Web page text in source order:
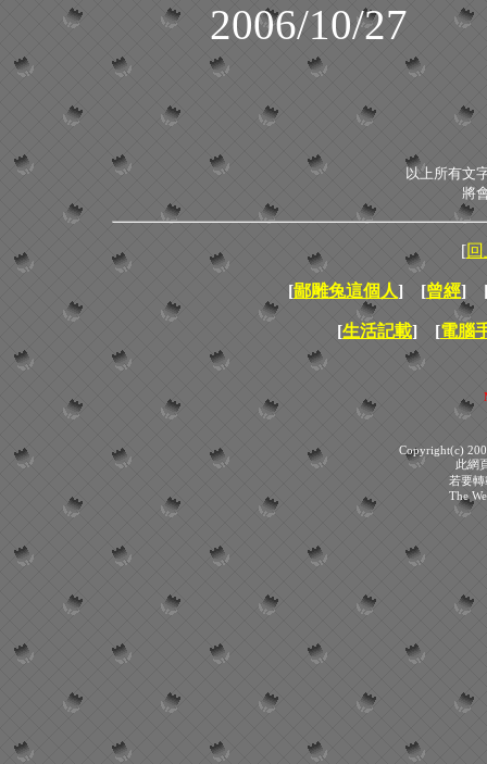
2006/10/27
以上所有文
將
[
[鄙雕兔這個人] [曾經]
[生活記載] [電腦
Copyright(c)
此網
若要
The